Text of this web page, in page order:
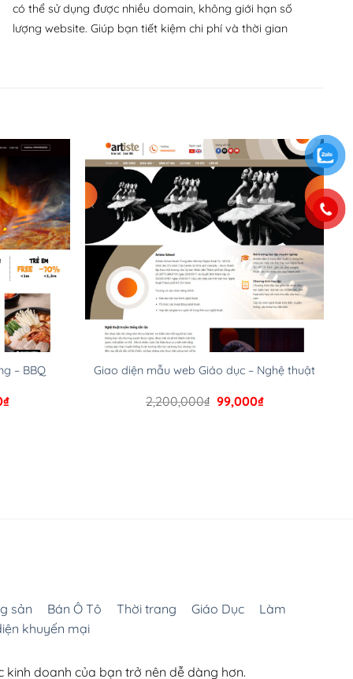
có thể sử dụng được nhiều domain, không giới hạn số
lượng website. Giúp bạn tiết kiệm chi phí và thời gian
– BBQ
₫Giá
Giao diện mẫu web Giáo dục – Nghệ thuật
2,200,000₫ Giá
gốc
99,000₫Giá
sản Bán Ô Tô Thời trang Giáo Dục
Làm
khuyến mại
kinh doanh của bạn trở nên dễ dàng hơn.